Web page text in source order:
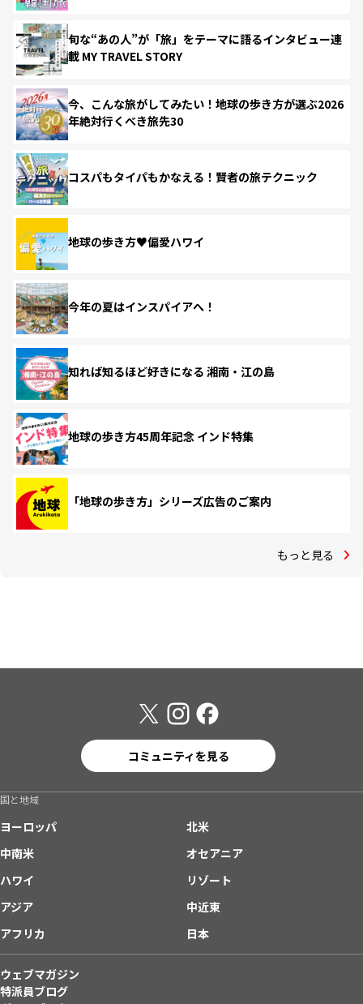
旬な“あの人”が「旅」をテーマに語るインタビュー連
載 MY TRAVEL STORY
今、こんな旅がしてみたい！地球の歩き方が選ぶ2026
年絶対行くべき旅先30
コスパもタイパもかなえる！賢者の旅テクニック
地球の歩き方♥偏愛ハワイ
今年の夏はインスパイアへ！
知れば知るほど好きになる 湘南・江の島
地球の歩き方45周年記念 インド特集
「地球の歩き方」シリーズ広告のご案内
もっと見る
コミュニティを見る
国と地域
ヨーロッパ
北米
中南米
オセアニア
ハワイ
リゾート
アジア
中近東
アフリカ
日本
ウェブマガジン
特派員ブログ